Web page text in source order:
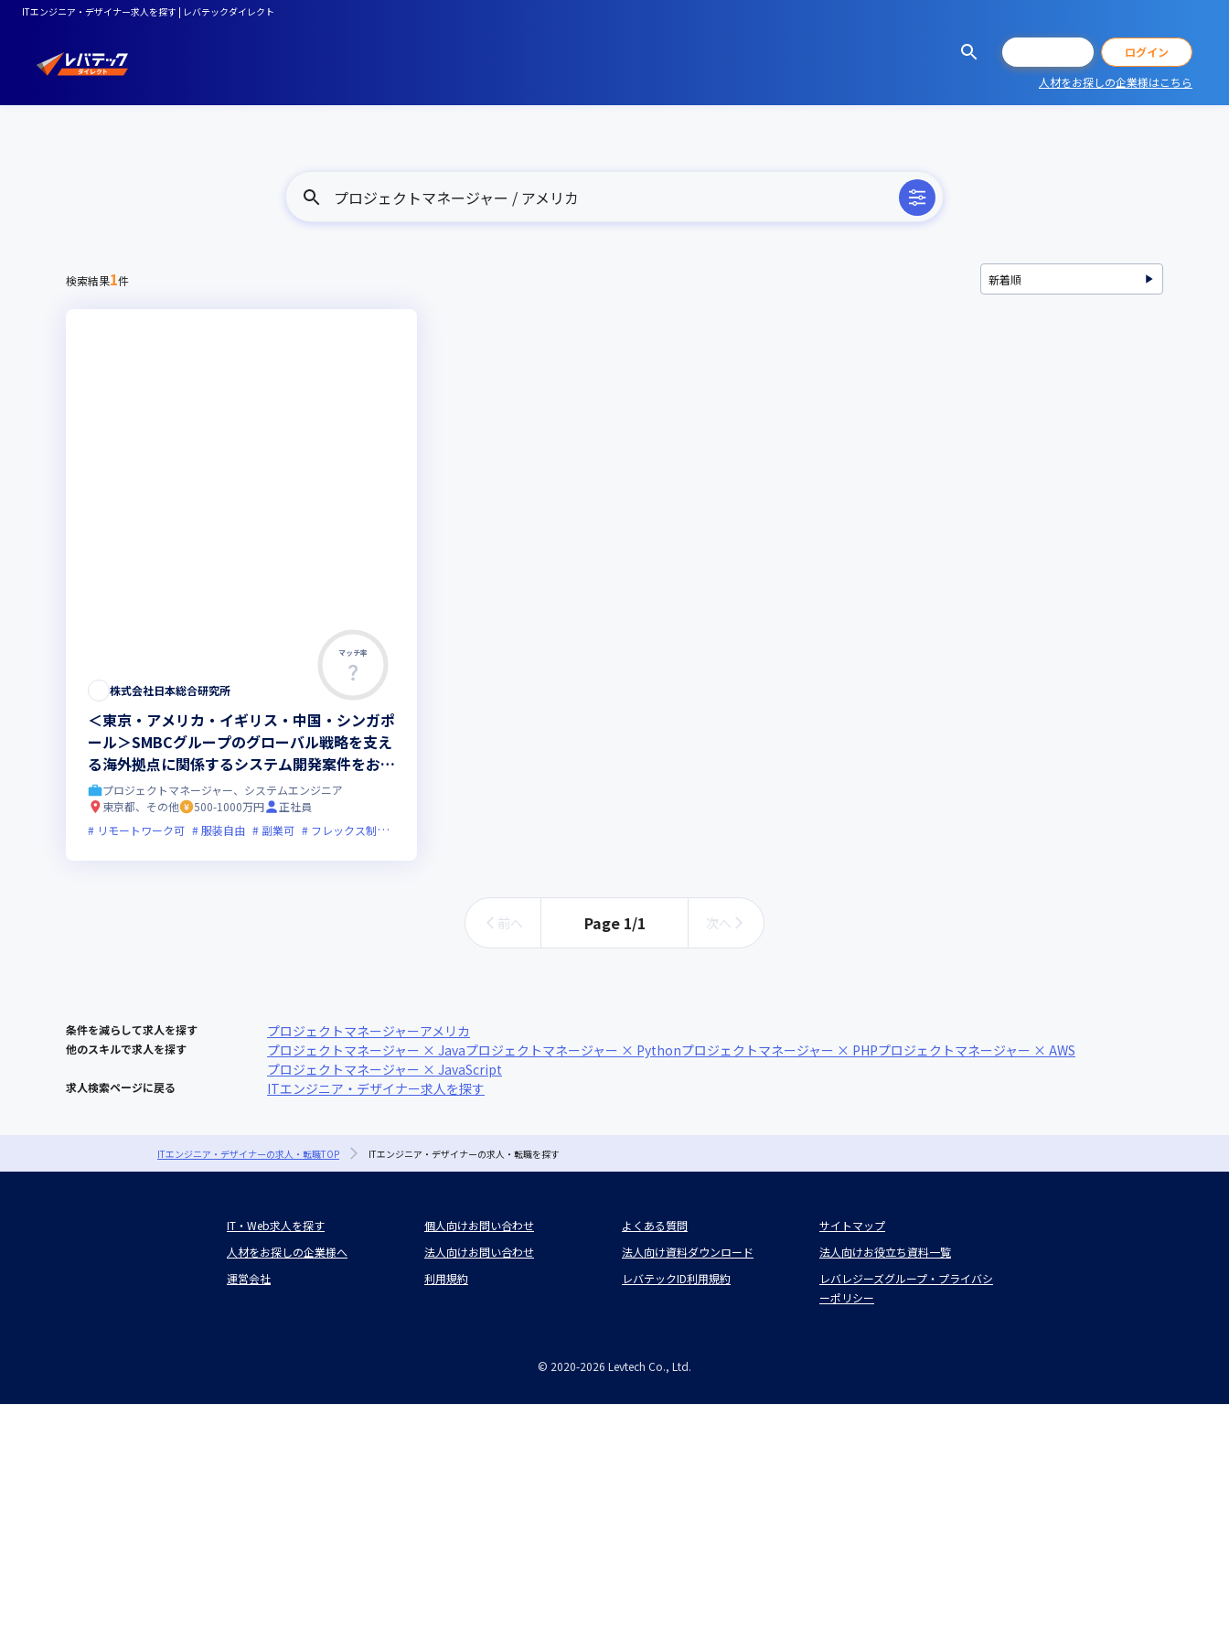
ITエンジニア・デザイナー求人を探す | レバテックダイレクト
ログイン
人材をお探しの企業様はこちら
プロジェクトマネージャー / アメリカ
検索結果1件
マッチ率
株式会社日本総合研究所
＜東京・アメリカ・イギリス・中国・シンガポ
ール＞SMBCグループのグローバル戦略を支え
る海外拠点に関係するシステム開発案件をおま
かせします
プロジェクトマネージャー、システムエンジニア
東京都、その他
500-1000万円
正社員
リモートワーク可
服装自由 副業可 フレックス制度あり
前へ Page 1/1 次へ
条件を減らして求人を探す プロジェクトマネージャーアメリカ
他のスキルで求人を探す プロジェクトマネージャー × Javaプロジェクトマネージャー × Pythonプロジェクトマネージャー × PHPプロジェクトマネージャー × AWS
プロジェクトマネージャー × JavaScript
求人検索ページに戻る ITエンジニア・デザイナー求人を探す
ITエンジニア・デザイナーの求人・転職TOP ITエンジニア・デザイナーの求人・転職を探す
IT・Web求人を探す 個人向けお問い合わせ よくある質問
サイトマップ
人材をお探しの企業様へ
法人向けお問い合わせ 法人向け資料ダウンロード
法人向けお役立ち資料一覧
運営会社
利用規約 レバテックID利用規約
レバレジーズグループ・プライバシ
ーポリシー
© 2020-2026 Levtech Co., Ltd.